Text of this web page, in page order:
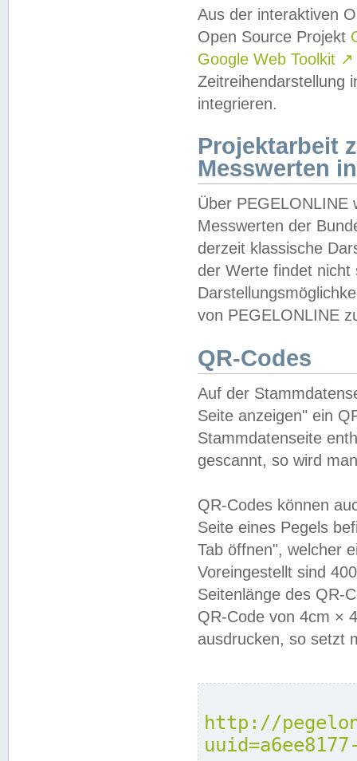
Aus der interaktiven
Open Source Projekt
Google Web Toolkit ↗
Zeitreihendarstellung
integrieren.
Projektarbeit
Messwerten
Über PEGELONLINE
Messwerten der
derzeit klassische
der Werte findet
von PEGELONLINE
QR-Codes
Auf der
Seite anzeigen" ein
Stammdatenseite
gescannt, so wird
QR-Codes können
Seite eines Pegels
Tab öffnen", welcher
Voreingestellt sind
Seitenlänge des QR-
QR-Code von 4cm ×
ausdrucken, so setzt
http://